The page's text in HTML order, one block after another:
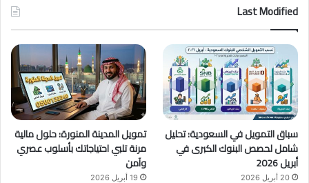
ب
ك
u
T
u
b
e
ت
ق
ر
ا
م
Last Modified
سباق التمويل في السعودية: تحليل
شامل لحصص البنوك الكبرى في
أبريل 2026
20 أبريل 2026
تمويل المدينة المنورة: حلول مالية
مرنة تلبي احتياجاتك بأسلوب عصري
وآمن
19 أبريل 2026